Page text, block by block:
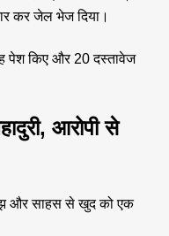
कर जेल भेज दिया।
पेश किए और 20 दस्तावेज
आरोपी से
और साहस से खुद को एक